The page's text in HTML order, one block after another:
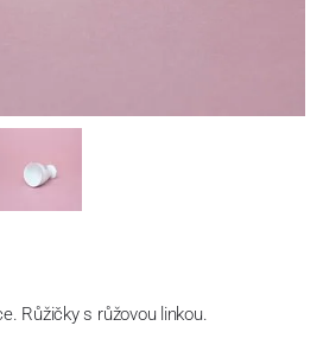
Růžičky s růžovou linkou.